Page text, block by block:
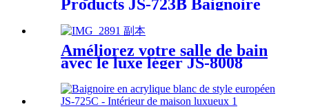
Products JS-723B Baignoire
autoportante en acrylique
blanc empilable la plus
chaude
Améliorez votre salle de bain
avec le luxe léger JS-8008
avec armoire latérale.